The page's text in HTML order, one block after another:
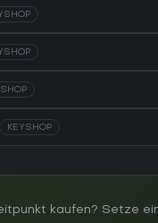
KEYSHOP
kaufen? Setze